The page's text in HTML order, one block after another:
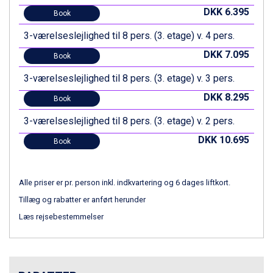
Zell am See fra DKK 4.095
Canazei fra DKK 4.745
Livigno fra DKK 4.145
Ponte di Legno fra DKK 4.745
Sauze dOulx fra DKK 4.045
Alleghe fra DKK 5.595
Bad Gastein fra DKK 4.195
Arabba fra DKK 7.045
La Thuile fra DKK 4.595
Val Thorens fra DKK 5.395
Cervinia fra DKK 5.295
Saalbach fra DKK 5.945
Sölden fra DKK 8.445
Champoluc fra DKK 3.795
Sestriere fra DKK 4.395
Wagrain fra DKK 4.645
Book DKK 6.395
3-værelseslejlighed til 8 pers. (3. etage) v. 4 pers.
Book DKK 7.095
3-værelseslejlighed til 8 pers. (3. etage) v. 3 pers.
Book DKK 8.295
3-værelseslejlighed til 8 pers. (3. etage) v. 2 pers.
Book DKK 10.695
Alle priser er pr. person inkl. indkvartering og 6 dages liftkort.
Tillæg og rabatter er anført herunder
Læs rejsebestemmelser